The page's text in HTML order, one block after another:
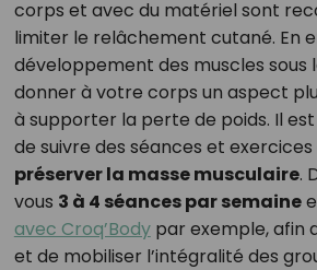
corps et avec du matériel sont
limiter le relâchement cutané. En
développement des muscles sous
donner à votre corps un aspect
à supporter la perte de poids. Il
de suivre des séances et
préserver la masse musculaire.
vous 3 à 4 séances par semaine
avec Croq’Bodypar exemple, afin
et de mobiliser l’intégralité des